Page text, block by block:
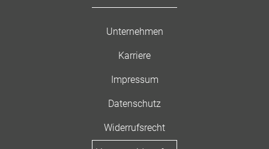
Unternehmen
Karriere
Impressum
Datenschutz
Widerrufsrecht